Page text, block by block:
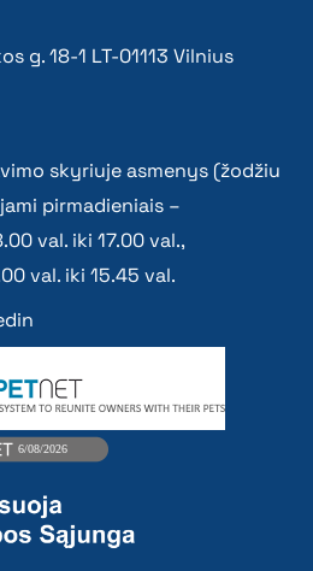
g. 18-1 LT-01113 Vilnius
skyriuje asmenys (žodžiu
pirmadieniais –
val. iki 17.00 val.,
val. iki 15.45 val.